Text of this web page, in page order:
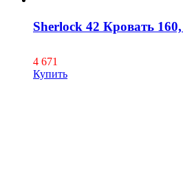
Sherlock 42 Кровать
4 671
Купить